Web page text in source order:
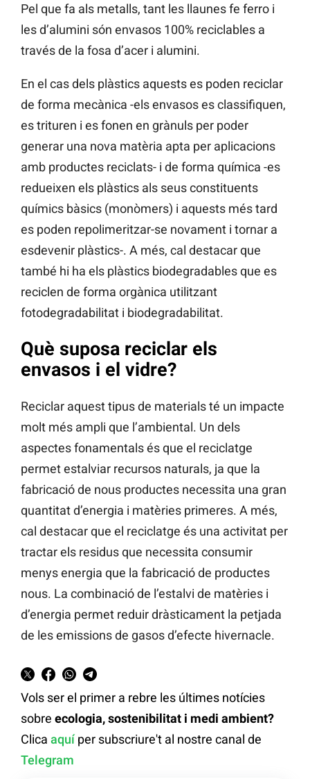
Pel que fa als metalls, tant les llaunes fe ferro i
les d’alumini són envasos 100% reciclables a
través de la fosa d’acer i alumini.
En el cas dels plàstics aquests es poden reciclar
de forma mecànica -els envasos es classifiquen,
es trituren i es fonen en grànuls per poder
generar una nova matèria apta per aplicacions
amb productes reciclats- i de forma química -es
redueixen els plàstics als seus constituents
químics bàsics (monòmers) i aquests més tard
es poden repolimeritzar-se novament i tornar a
esdevenir plàstics-. A més, cal destacar que
també hi ha els plàstics biodegradables que es
reciclen de forma orgànica utilitzant
fotodegradabilitat i biodegradabilitat.
Què suposa reciclar els
envasos i el vidre?
Reciclar aquest tipus de materials té un impacte
molt més ampli que l’ambiental. Un dels
aspectes fonamentals és que el reciclatge
permet estalviar recursos naturals, ja que la
fabricació de nous productes necessita una gran
quantitat d’energia i matèries primeres. A més,
cal destacar que el reciclatge és una activitat per
tractar els residus que necessita consumir
menys energia que la fabricació de productes
nous. La combinació de l’estalvi de matèries i
d’energia permet reduir dràsticament la petjada
de les emissions de gasos d’efecte hivernacle.
Vols ser el primer a rebre les últimes notícies
sobre ecologia, sostenibilitat i medi ambient?
Clica aquí per subscriure't al nostre canal de
Telegram